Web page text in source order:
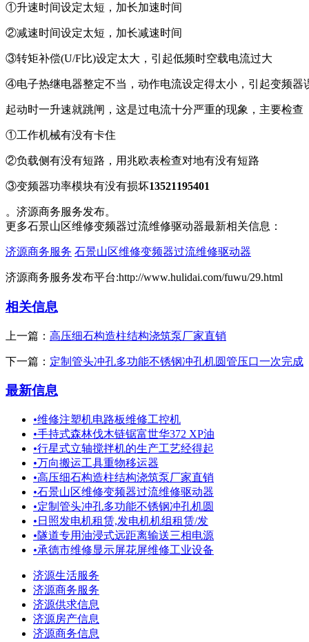
①升速时间设定太短，加长加速时间
②减速时间设定太短，加长减速时间
③转矩补偿(U/F比)设定太大，引起低频时空载电流过大
④电子热继电器整定不当，动作电流设定得太小，引起变频器
起动时一升速就跳闸，这是过电流十分严重的现象，主要检查
①工作机械有没有卡住
②负载侧有没有短路，用兆欧表检查对地有没有短路
③变频器功率模块有没有损坏13521195401
。济源商务服务发布。
更多石景山区维修变频器过流维修驱动器最新相关信息：
济源商务服务 石景山区维修变频器过流维修驱动器
济源商务服务发布平台:http://www.hulidai.com/fuwu/29.html
相关信息
上一篇： 高压细石构造柱结构浇筑泵厂家直销
下一篇： 定制管头冲孔多功能不锈钢冲孔机圆管压口一次完成
最新信息
•维修注塑机电路板维修工控机
•手持式森林伐木链锯富世华372 XP油
•行星式立轴搅拌机的生产工艺经得起
•万向搬运工具重物移运器
•高压细石构造柱结构浇筑泵厂家直销
•石景山区维修变频器过流维修驱动器
•定制管头冲孔多功能不锈钢冲孔机圆
• 日照发电机租赁,发电机机组租赁/发
•隧道专用油浸式远距离输送三相电源
•承德市维修显示屏花屏维修工业设备
济源生活服务
济源商务服务
济源供求信息
济源房产信息
济源商务信息